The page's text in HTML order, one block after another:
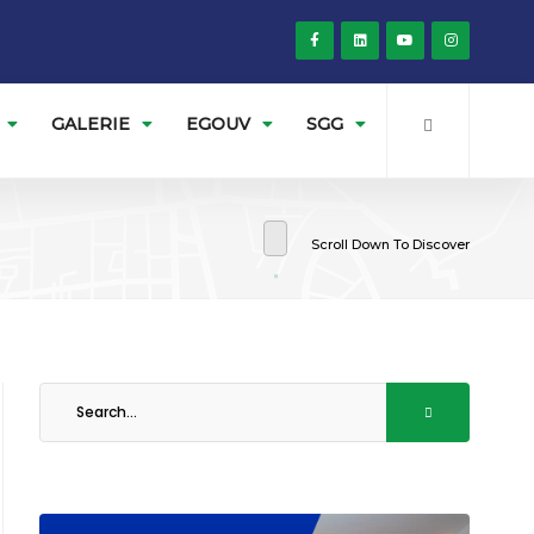
GALERIE EGOUV SGG
Scroll Down To Discover